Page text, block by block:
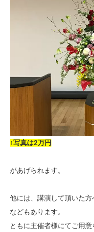
↑写真は2万円
があげられます。
他には、講演して頂いた方
などもあります。
ともに主催者様にてご用意